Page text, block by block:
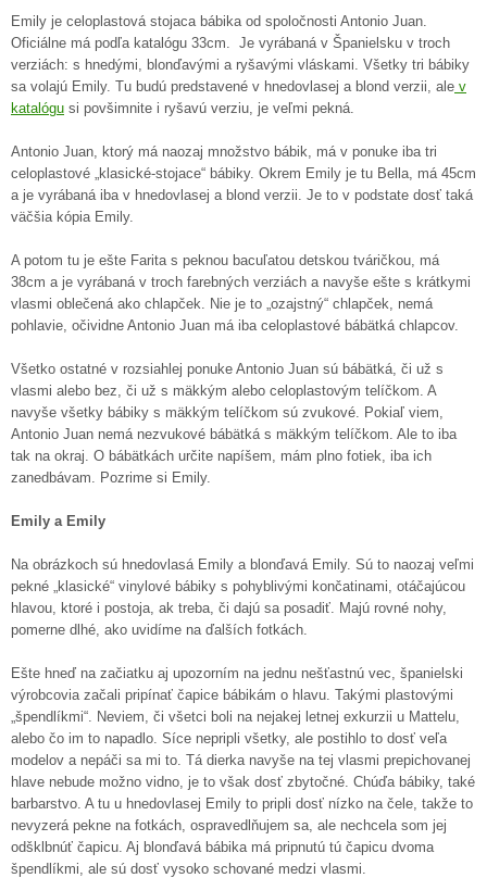
Emily je celoplastová stojaca bábika od spoločnosti Antonio Juan.
Oficiálne má podľa katalógu 33cm. Je vyrábaná v Španielsku v troch
verziách: s hnedými, blonďavými a ryšavými vláskami. Všetky tri bábiky
sa volajú Emily. Tu budú predstavené v hnedovlasej a blond verzii, ale v
katalógu si povšimnite i ryšavú verziu, je veľmi pekná.
Antonio Juan, ktorý má naozaj množstvo bábik, má v ponuke iba tri
celoplastové „klasické-stojace“ bábiky. Okrem Emily je tu Bella, má 45cm
a je vyrábaná iba v hnedovlasej a blond verzii. Je to v podstate dosť taká
väčšia kópia Emily.
A potom tu je ešte Farita s peknou bacuľatou detskou tváričkou, má
38cm a je vyrábaná v troch farebných verziách a navyše ešte s krátkymi
vlasmi oblečená ako chlapček. Nie je to „ozajstný“ chlapček, nemá
pohlavie, očividne Antonio Juan má iba celoplastové bábätká chlapcov.
Všetko ostatné v rozsiahlej ponuke Antonio Juan sú bábätká, či už s
vlasmi alebo bez, či už s mäkkým alebo celoplastovým telíčkom. A
navyše všetky bábiky s mäkkým telíčkom sú zvukové. Pokiaľ viem,
Antonio Juan nemá nezvukové bábätká s mäkkým telíčkom. Ale to iba
tak na okraj. O bábätkách určite napíšem, mám plno fotiek, iba ich
zanedbávam. Pozrime si Emily.
Emily a Emily
Na obrázkoch sú hnedovlasá Emily a blonďavá Emily. Sú to naozaj veľmi
pekné „klasické“ vinylové bábiky s pohyblivými končatinami, otáčajúcou
hlavou, ktoré i postoja, ak treba, či dajú sa posadiť. Majú rovné nohy,
pomerne dlhé, ako uvidíme na ďalších fotkách.
Ešte hneď na začiatku aj upozorním na jednu nešťastnú vec, španielski
výrobcovia začali pripínať čapice bábikám o hlavu. Takými plastovými
„špendlíkmi“. Neviem, či všetci boli na nejakej letnej exkurzii u Mattelu,
alebo čo im to napadlo. Síce nepripli všetky, ale postihlo to dosť veľa
modelov a nepáči sa mi to. Tá dierka navyše na tej vlasmi prepichovanej
hlave nebude možno vidno, je to však dosť zbytočné. Chúďa bábiky, také
barbarstvo. A tu u hnedovlasej Emily to pripli dosť nízko na čele, takže to
nevyzerá pekne na fotkách, ospravedlňujem sa, ale nechcela som jej
odšklbnúť čapicu. Aj blonďavá bábika má pripnutú tú čapicu dvoma
špendlíkmi, ale sú dosť vysoko schované medzi vlasmi.